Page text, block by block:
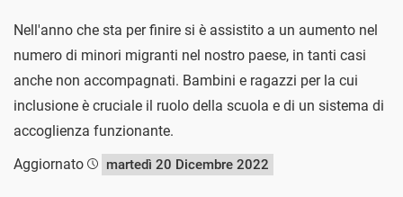
Nell'anno che sta per finire si è assistito a un aumento nel
numero di minori migranti nel nostro paese, in tanti casi
anche non accompagnati. Bambini e ragazzi per la cui
inclusione è cruciale il ruolo della scuola e di un sistema di
accoglienza funzionante.
Aggiornato
martedì 20 Dicembre 2022